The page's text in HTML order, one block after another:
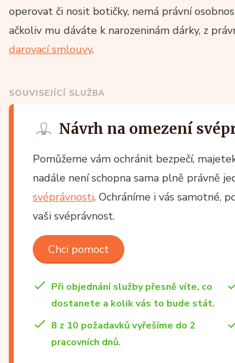
operovat či nosit botičky, nemá právní
ačkoliv mu dáváte k narozeninám dárky, z
darovací smlouvy.
SOUVISEJÍCÍ SLUŽBA
Návrh na omezení
Pomůžeme vám ochránit bezpečí,
nadále není schopna sama plně právně
svéprávnosti. Ochráníme i vás samotné,
vaši svéprávnost.
Chci pomoct
Při objednání služby přesně víte, co
dostanete a kolik vás to bude stát.
8 z 10 požadavků vyřešíme do 2
pracovních dnů.